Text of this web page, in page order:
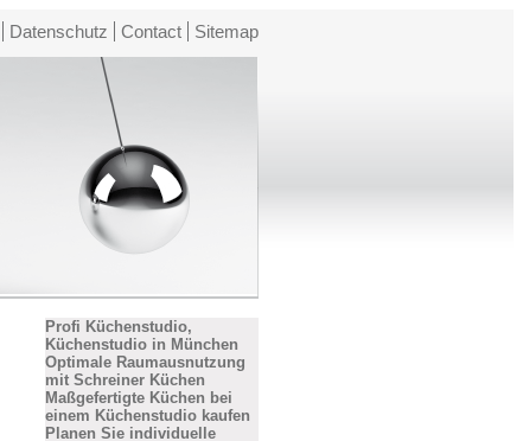
Datenschutz Contact Sitemap
Profi Küchenstudio,
Küchenstudio in München
Optimale Raumausnutzung
mit Schreiner Küchen
Maßgefertigte Küchen bei
einem Küchenstudio kaufen
Planen Sie individuelle